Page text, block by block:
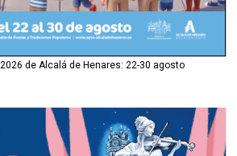
de Alcalá de Henares: 22-30 agosto